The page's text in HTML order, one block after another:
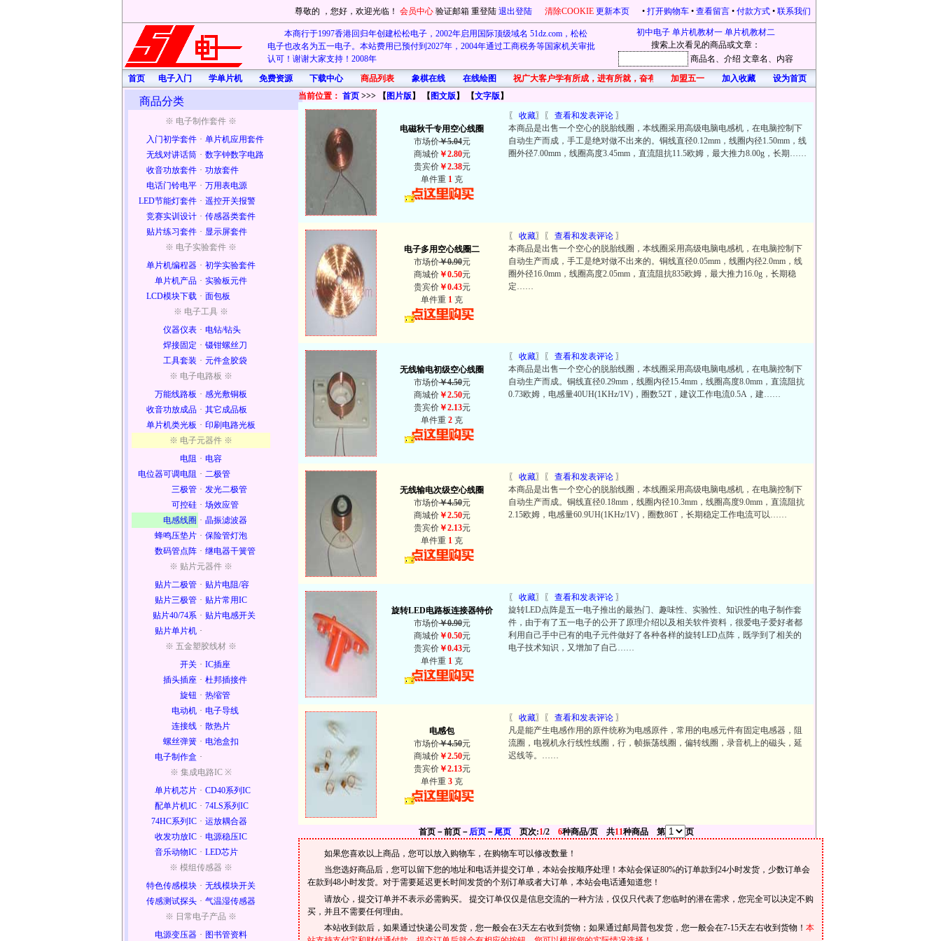
尊敬的 ，您好，欢迎光临！ 会员中心 验证邮箱 重登陆 退出登陆 清除COOKIE 更新本页 • 打开购物车 • 查看留言 • 付款方式 • 联系我们
本商行于1997香港回归年创建松松电子，2002年启用国际顶级域名 51dz.com，松松
电子也改名为五一电子。本站费用已预付到2027年，2004年通过工商税务等国家机关审批
认可！谢谢大家支持！2008年
初中电子 单片机教材一 单片机教材二
搜索上次看见的商品或文章：
商品名 、介绍 文章名 、内容
首页
电子入门 学单片机 免费资源 下载中心 商品列表 象棋在线 在线绘图
首先在此祝广大客户学有所成，进有所就，奋有所获，开心每一天！凡在本站购物的，均有礼品赠送。本站为感恩新老客
加盟五一 加入收藏 设为首页
商品分类
※ 电子制作套件 ※
入门初学套件 · 单片机应用套件
无线对讲话筒 · 数字钟数字电路
收音功放套件 · 功放套件
电话门铃电平 · 万用表电源
LED节能灯套件 · 遥控开关报警
竞赛实训设计 · 传感器类套件
贴片练习套件 · 显示屏套件
※ 电子实验套件 ※
单片机编程器 · 初学实验套件
单片机产品 · 实验板元件
LCD模块下载 · 面包板
※ 电子工具 ※
仪器仪表 · 电钻/钻头
焊接固定 · 镊钳螺丝刀
工具套装 · 元件盒胶袋
※ 电子电路板 ※
万能线路板 · 感光敷铜板
收音功放成品 · 其它成品板
单片机类光板 · 印刷电路光板
※ 电子元器件 ※
电阻 · 电容
电位器可调电阻 · 二极管
三极管 · 发光二极管
可控硅 · 场效应管
电感线圈 · 晶振滤波器
蜂鸣压垫片 · 保险管灯泡
数码管点阵 · 继电器干簧管
※ 贴片元器件 ※
贴片二极管 · 贴片电阻/容
贴片三极管 · 贴片常用IC
贴片40/74系 · 贴片电感开关
贴片单片机 ·
※ 五金塑胶线材 ※
开关 · IC插座
插头插座 · 杜邦插接件
旋钮 · 热缩管
电动机 · 电子导线
连接线 · 散热片
螺丝弹簧 · 电池盒扣
电子制作盒 ·
※ 集成电路IC ※
单片机芯片 · CD40系列IC
配单片机IC · 74LS系列IC
74HC系列IC · 运放耦合器
收发功放IC · 电源稳压IC
音乐动物IC · LED芯片
※ 模组传感器 ※
特色传感模块 · 无线模块开关
传感测试探头 · 气温湿传感器
※ 日常电子产品 ※
电源变压器 · 图书管资料
当前位置： 首页 >>> 【 图片版】 【 图文版】 【文字版】
电磁秋千专用空心线圈
市场价￥5.04元
商城价￥2.80元
贵宾价￥2.38元
单件重 1 克
〖 收藏〗〖 查看和发表评论 〗
本商品是出售一个空心的脱胎线圈，本线圈采用高级电脑电感机，在电脑控制下
自动生产而成，手工是绝对做不出来的。铜线直径0.12mm，线圈内径1.50mm，线
圈外径7.00mm，线圈高度3.45mm，直流阻抗11.5欧姆，最大推力8.00g，长期……
电子多用空心线圈二
市场价￥0.90元
商城价￥0.50元
贵宾价￥0.43元
单件重 1 克
〖 收藏〗〖 查看和发表评论 〗
本商品是出售一个空心的脱胎线圈，本线圈采用高级电脑电感机，在电脑控制下
自动生产而成，手工是绝对做不出来的。铜线直径0.05mm，线圈内径2.0mm，线
圈外径16.0mm，线圈高度2.05mm，直流阻抗835欧姆，最大推力16.0g，长期稳
定……
无线输电初级空心线圈
市场价￥4.50元
商城价￥2.50元
贵宾价￥2.13元
单件重 2 克
〖 收藏〗〖 查看和发表评论 〗
本商品是出售一个空心的脱胎线圈，本线圈采用高级电脑电感机，在电脑控制下
自动生产而成。铜线直径0.29mm，线圈内径15.4mm，线圈高度8.0mm，直流阻抗
0.73欧姆，电感量40UH(1KHz/1V)，圈数52T，建议工作电流0.5A，建……
无线输电次级空心线圈
市场价￥4.50元
商城价￥2.50元
贵宾价￥2.13元
单件重 1 克
〖 收藏〗〖 查看和发表评论 〗
本商品是出售一个空心的脱胎线圈，本线圈采用高级电脑电感机，在电脑控制下
自动生产而成。铜线直径0.18mm，线圈内径10.3mm，线圈高度9.0mm，直流阻抗
2.15欧姆，电感量60.9UH(1KHz/1V)，圈数86T，长期稳定工作电流可以……
旋转LED电路板连接器特价
市场价￥0.90元
商城价￥0.50元
贵宾价￥0.43元
单件重 1 克
〖 收藏〗〖 查看和发表评论 〗
旋转LED点阵是五一电子推出的最热门、趣味性、实验性、知识性的电子制作套
件，由于有了五一电子的公开了原理介绍以及相关软件资料，很爱电子爱好者都
利用自己手中已有的电子元件做好了各种各样的旋转LED点阵，既学到了相关的
电子技术知识，又增加了自己……
电感包
市场价￥4.50元
商城价￥2.50元
贵宾价￥2.13元
单件重 3 克
〖 收藏〗〖 查看和发表评论 〗
凡是能产生电感作用的原件统称为电感原件，常用的电感元件有固定电感器，阻
流圈，电视机永行线性线圈，行，帧振荡线圈，偏转线圈，录音机上的磁头，延
迟线等。……
首页－前页－ 后页－ 尾页页次:1/2 6种商品/页 共11种商品 第 页
如果您喜欢以上商品，您可以放入购物车，在购物车可以修改数量！
当您选好商品后，您可以留下您的地址和电话并提交订单，本站会按顺序处理！本站会保证80%的订单款到24小时发货，少数订单会
在款到48小时发货。对于需要延迟更长时间发货的个别订单或者大订单，本站会电话通知道您！
请放心，提交订单并不表示必需购买。 提交订单仅仅是信息交流的一种方法，仅仅只代表了您临时的潜在需求，您完全可以决定不购
买，并且不需要任何理由。
本站收到款后，如果通过快递公司发货，您一般会在3天左右收到货物；如果通过邮局普包发货，您一般会在7-15天左右收到货物！ 本